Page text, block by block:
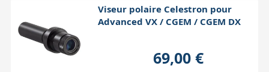
Viseur polaire Celestron pour
Advanced VX / CGEM / CGEM DX
69,00 €